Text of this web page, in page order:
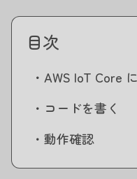
目次
・AWS IoT Core
・コードを書く
・動作確認